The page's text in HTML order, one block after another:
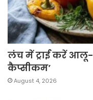
लंच में ट्राई करें आलू-
कैप्सीकम’
August 4, 2026